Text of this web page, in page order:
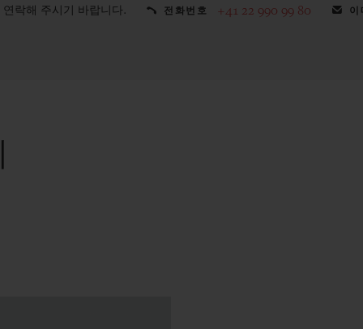
락해 주시기 바랍니다. 전화번호 +41 22 990 99 80 이